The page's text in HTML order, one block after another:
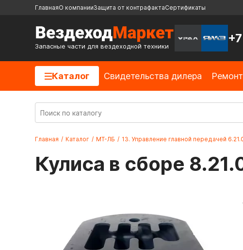
ГлавнаяО компанииЗащита от контрафактаСертификаты
Запасные части для вездеходной техники
Каталог Cвидетельства дилера Ремонт
Главная / Каталог / МТ-ЛБ / 13. Управление главной передачей
Кулиса в сборе